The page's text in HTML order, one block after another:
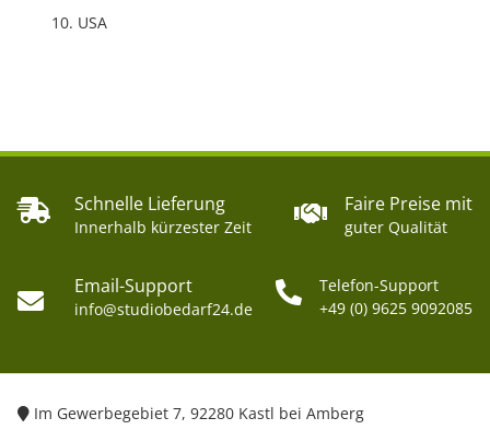
USA
Schnelle Lieferung
Innerhalb kürzester Zeit
Faire Preise mit
guter Qualität
Email-Support
info@studiobedarf24.de
Telefon-Support
+49 (0) 9625 9092085
Im Gewerbegebiet 7, 92280 Kastl bei Amberg